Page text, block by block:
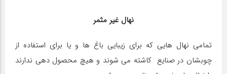
نهال غیر مثمر
تمامی نهال هایی که برای زیبایی باغ ها و یا برای استفاده از
چوبشان در صنایع کاشته می شوند و هیچ محصول دهی ندارند